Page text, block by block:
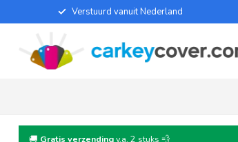
Verstuurd vanuit Nederland
🚚 Gratis verzendingv.a. 2 stuks 💨